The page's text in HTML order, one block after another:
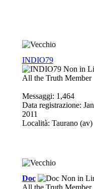
INDIO79
All the Truth Member
Messaggi: 1,464
Data registrazione: Jan
2011
Località: Taurano (av)
Doc
All the Truth Member